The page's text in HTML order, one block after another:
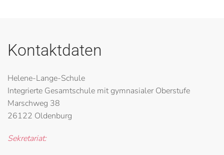
Kontaktdaten
Helene-Lange-Schule
Integrierte Gesamtschule mit gymnasialer Oberstufe
Marschweg 38
26122 Oldenburg
Sekretariat: